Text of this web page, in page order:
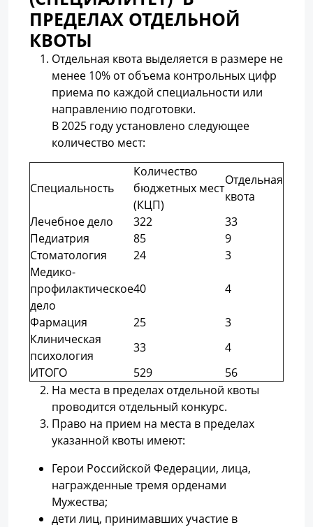
ПРЕДЕЛАХ ОТДЕЛЬНОЙ
КВОТЫ
Отдельная квота выделяется в размере не
менее 10% от объема контрольных цифр
приема по каждой специальности или
направлению подготовки.
В 2025 году установлено следующее
количество мест:
Специальность
Количество
бюджетных мест
(КЦП)
Отдельная
квота
Лечебное дело
322
33
Педиатрия
85
9
Стоматология
24
3
Медико-
профилактическое
дело
40 4
Фармация 25
3
Клиническая
психология
33
4
ИТОГО
529
56
На места в пределах отдельной квоты
проводится отдельный конкурс.
Право на прием на места в пределах
указанной квоты имеют:
Герои Российской Федерации, лица,
награжденные тремя орденами
Мужества;
дети лиц, принимавших участие в